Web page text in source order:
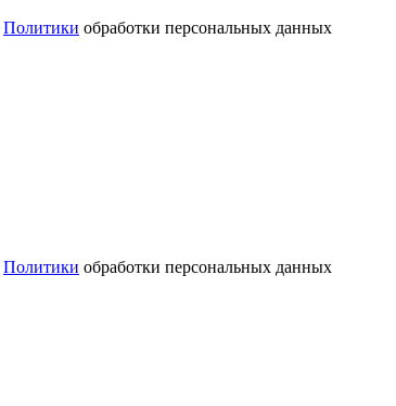
Политики обработки персональных данных
Политики обработки персональных данных